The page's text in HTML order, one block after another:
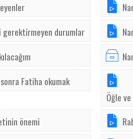
gerektirmeyen durumlar
Fatiha okumak
Öğle
önemi